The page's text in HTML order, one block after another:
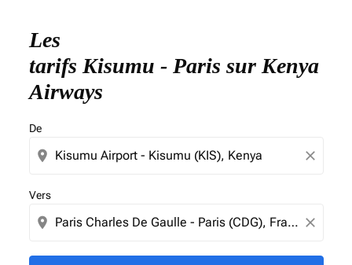
Les
tarifs Kisumu - Paris sur Kenya
Airways
De
location_on close
Vers
location_on close
Essayez de mettre à jour votre itinéraire (origine et/